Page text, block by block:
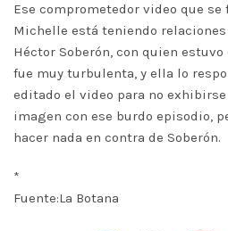
Ese comprometedor video que
Michelle está teniendo
Héctor Soberón, con quien
fue muy turbulenta, y ella lo
editado el video para no
imagen con ese burdo episodio,
hacer nada en contra de Soberón.
*
Fuente:La Botana